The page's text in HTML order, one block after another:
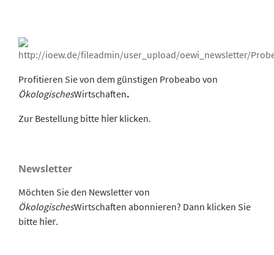
Profitieren Sie von dem günstigen Probeabo von
ÖkologischesWirtschaften.
Zur Bestellung bitte hier klicken.
Newsletter
Möchten Sie den Newsletter von
ÖkologischesWirtschaften abonnieren? Dann klicken Sie
bitte hier.